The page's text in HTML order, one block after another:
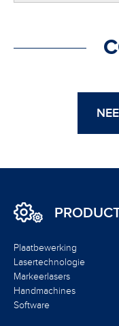
Plaatbewerking
Lasertechnologie
Markeerlasers
Handmachines
Software